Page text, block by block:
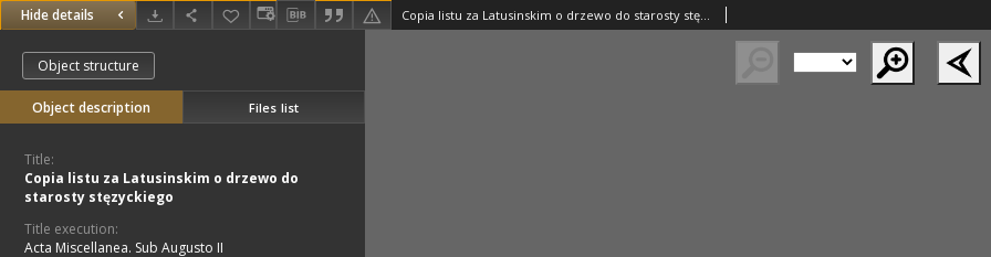
Hide details Copia listu za Latusinskim o drzewo do starosty stęzyckiego
Object structure
Object description Files list
Title:
Copia listu za Latusinskim o drzewo do
starosty stęzyckiego
Title execution:
Acta Miscellanea. Sub Augusto II